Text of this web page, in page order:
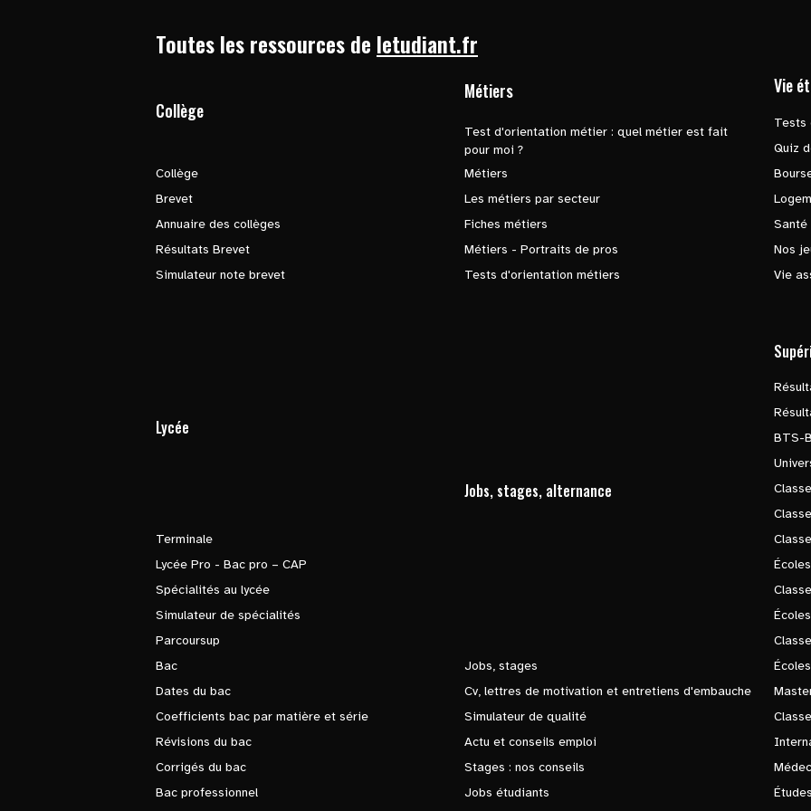
Toutes les ressources de letudiant.fr
Collège
Collège
Brevet
Annuaire des collèges
Résultats Brevet
Simulateur note brevet
Métiers
Test d'orientation métier : quel métier est fait
pour moi ?
Métiers
Les métiers par secteur
Fiches métiers
Métiers - Portraits de pros
Tests d'orientation métiers
Vie
Tests
Quiz
Santé
Nos
Vie
Lycée
Terminale
Lycée Pro - Bac pro – CAP
Spécialités au lycée
Simulateur de spécialités
Parcoursup
Bac
Dates du bac
Coefficients bac par matière et série
Révisions du bac
Corrigés du bac
Bac professionnel
Jobs, stages, alternance
Jobs, stages
Cv, lettres de motivation et entretiens d'embauche
Simulateur de qualité
Actu et conseils emploi
Stages : nos conseils
Jobs étudiants
BTS-